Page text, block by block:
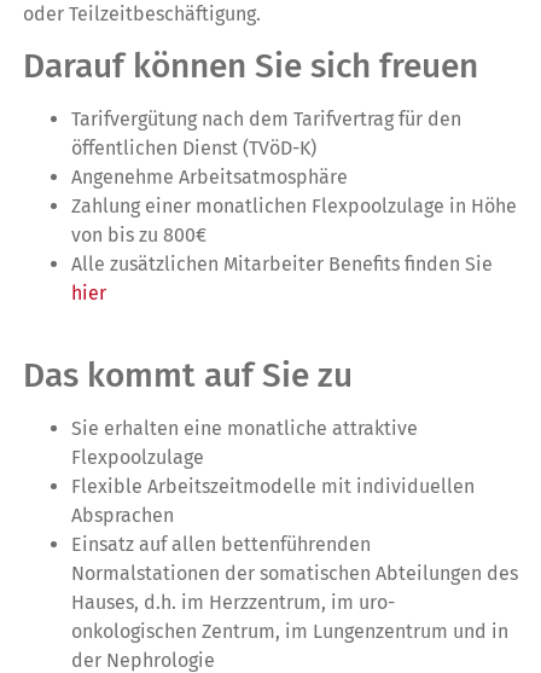
oder Teilzeitbeschäftigung.
Darauf können Sie sich freuen
Tarifvergütung nach dem Tarifvertrag für den
öffentlichen Dienst (TVöD-K)
Angenehme Arbeitsatmosphäre
Zahlung einer monatlichen Flexpoolzulage in Höhe
von bis zu 800€
Alle zusätzlichen Mitarbeiter Benefits finden Sie
hier
Das kommt auf Sie zu
Sie erhalten eine monatliche attraktive
Flexpoolzulage
Flexible Arbeitszeitmodelle mit individuellen
Absprachen
Einsatz auf allen bettenführenden
Normalstationen der somatischen Abteilungen des
Hauses, d.h. im Herzzentrum, im uro-
onkologischen Zentrum, im Lungenzentrum und in
der Nephrologie